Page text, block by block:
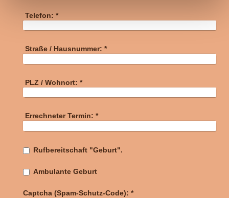
Telefon: *
Straße / Hausnummer: *
PLZ / Wohnort: *
Errechneter Termin: *
Rufbereitschaft "Geburt".
Ambulante Geburt
Captcha (Spam-Schutz-Code): *